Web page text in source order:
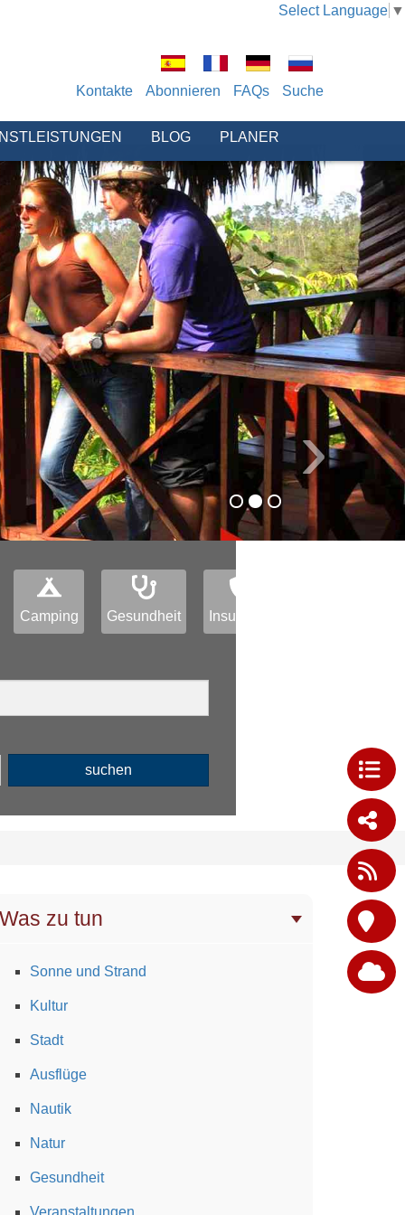
Select Language ▼
Kontakte Abonnieren FAQs Suche
BLOG PLANER
›
Camping Gesundheit Insurance
suchen
Was zu tun
Sonne und Strand
Kultur
Stadt
Ausflüge
Nautik
Natur
Gesundheit
Veranstaltungen